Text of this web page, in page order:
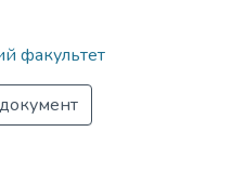
факультет